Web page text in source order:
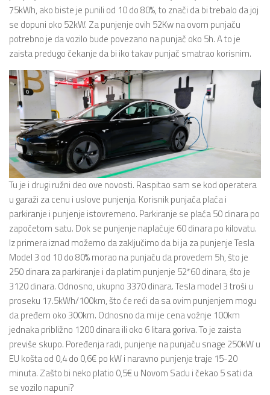
75kWh, ako biste je punili od 10 do 80%, to znači da bi trebalo da joj
se dopuni oko 52kW. Za punjenje ovih 52Kw na ovom punjaču
potrebno je da vozilo bude povezano na punjač oko 5h. A to je
zaista predugo čekanje da bi iko takav punjač smatrao korisnim.
Tu je i drugi ružni deo ove novosti. Raspitao sam se kod operatera
u garaži za cenu i uslove punjenja. Korisnik punjača plaća i
parkiranje i punjenje istovremeno. Parkiranje se plaća 50 dinara po
započetom satu. Dok se punjenje naplaćuje 60 dinara po kilovatu.
Iz primera iznad možemo da zaključimo da bi ja za punjenje Tesla
Model 3 od 10 do 80% morao na punjaču da provedem 5h, što je
250 dinara za parkiranje i da platim punjenje 52*60 dinara, što je
3120 dinara. Odnosno, ukupno 3370 dinara. Tesla model 3 troši u
proseku 17.5kWh/100km, što će reći da sa ovim punjenjem mogu
da pređem oko 300km. Odnosno da mi je cena vožnje 100km
jednaka približno 1200 dinara ili oko 6 litara goriva. To je zaista
previše skupo. Poređenja radi, punjenje na punjaču snage 250kW u
EU košta od 0,4 do 0,6€ po kW i naravno punjenje traje 15-20
minuta. Zašto bi neko platio 0,5€ u Novom Sadu i čekao 5 sati da
se vozilo napuni?